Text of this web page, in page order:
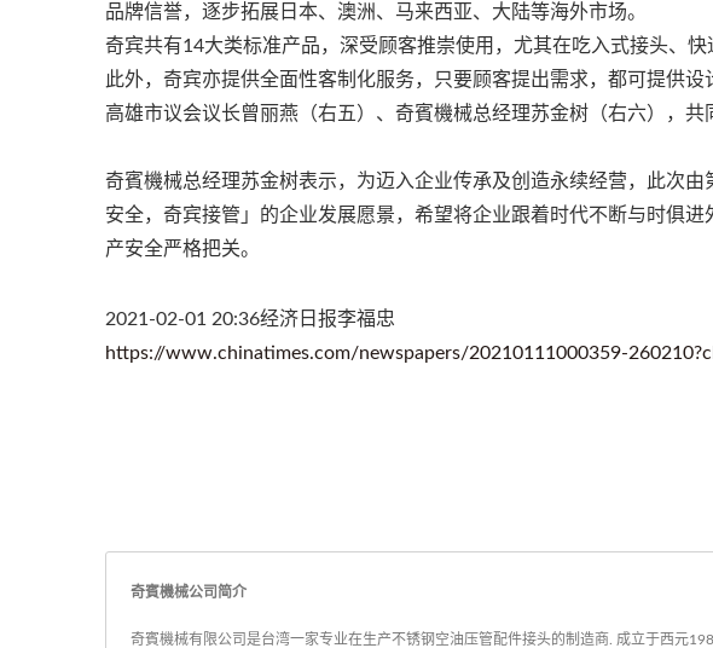
品牌信誉，逐步拓展日本、澳洲、马来西亚、大陆等海外市场。
奇宾共有14大类标准产品，深受顾客推崇使用，尤其在吃入式接头、
此外，奇宾亦提供全面性客制化服务，只要顾客提出需求，都可提供设
高雄市议会议长曾丽燕（右五）、奇賓機械总经理苏金树（右六），
奇賓機械总经理苏金树表示，为迈入企业传承及创造永续经营，此次
安全，奇宾接管」的企业发展愿景，希望将企业跟着时代不断与时俱
产安全严格把关。
2021-02-01 20:36经济日报李福忠
https://www.chinatimes.com/newspapers/20210111000359-
奇賓機械公司简介
奇賓機械有限公司是台湾一家专业在生产不锈钢空油压管配件接头的制造商. 成立于西元